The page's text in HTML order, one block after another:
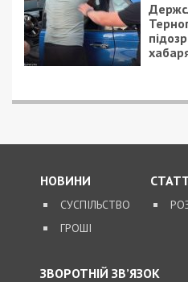
НОВИНИ
СУСПІЛЬСТВО
ГРОШІ
ЗВОРОТНІЙ ЗВ’ЯЗОК